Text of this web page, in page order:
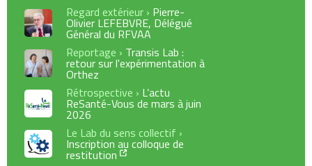
Regard extérieur › Pierre-
Olivier LEFEBVRE, Délégué
Général du RFVAA
Reportage › Transis Lab :
retour sur l'expérimentation à
Orthez
Rétrospective › L’actu
ReSanté-Vous de mars à juin
2026
Le Lab du sens collectif ›
Inscription au colloque de
restitution